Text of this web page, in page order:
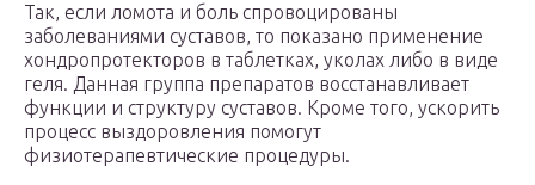
Так, если ломота и боль спровоцированы
заболеваниями суставов, то показано применение
хондропротекторов в таблетках, уколах либо в виде
геля. Данная группа препаратов восстанавливает
функции и структуру суставов. Кроме того, ускорить
процесс выздоровления помогут
физиотерапевтические процедуры.